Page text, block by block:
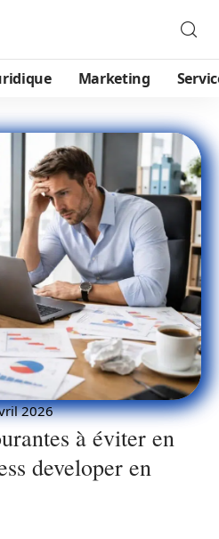
Marketing
2026
à éviter en
developer en